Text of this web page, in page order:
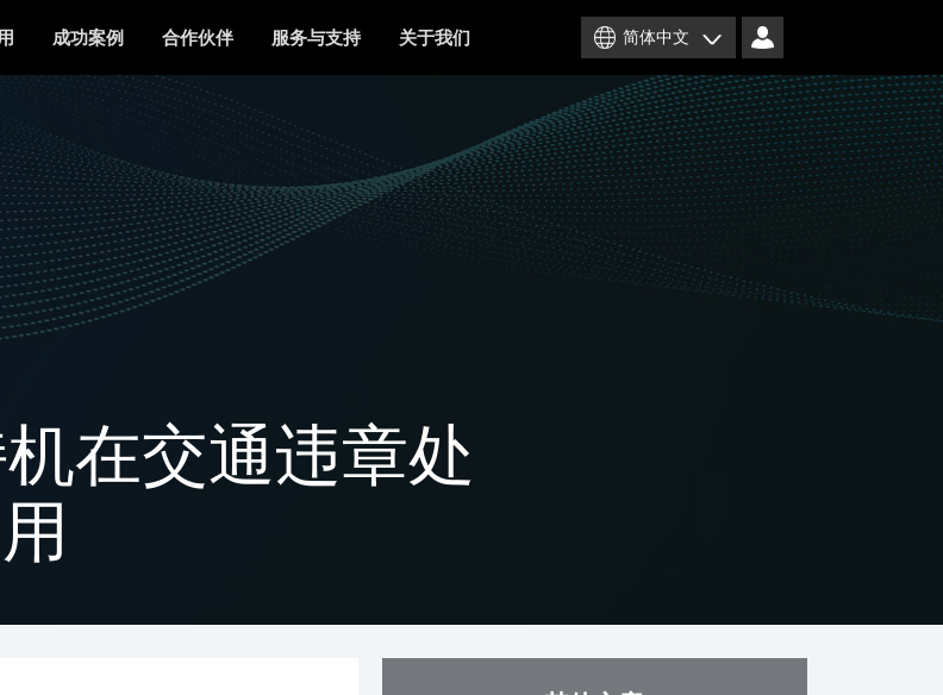
简体中文
成功案例 合作伙伴 服务与支持 关于我们
在交通违章处